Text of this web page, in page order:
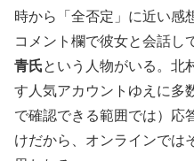
時から「全否定」に近い感
コメント欄で彼女と会話し
青氏という人物がいる。北
す人気アカウントゆえに多
で確認できる範囲では）応
けだから、オンラインでは